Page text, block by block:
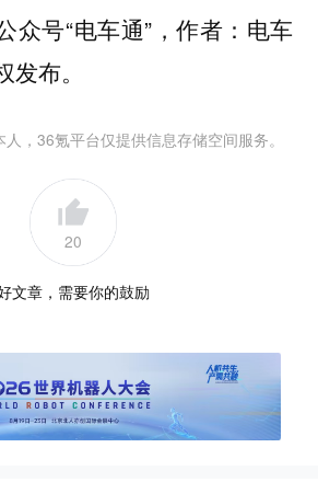
众号“电车通”，作者：电车
布。
，36氪平台仅提供信息存储空间服务。
20
文章，需要你的鼓励